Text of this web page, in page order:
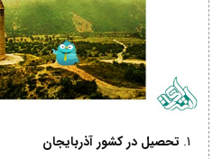
تحصیل در کشور آذربایجان